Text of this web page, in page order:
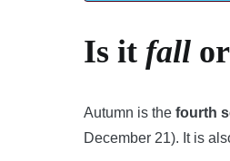
Is it fall or
Autumn is the fourth
December 21). It is